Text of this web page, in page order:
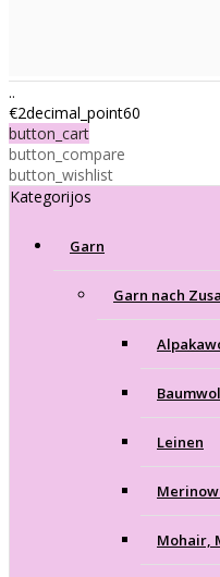
..
€2decimal_point60
button_cart
button_compare
button_wishlist
Kategorijos
Garn
Garn nach
Leinen
Mohair,